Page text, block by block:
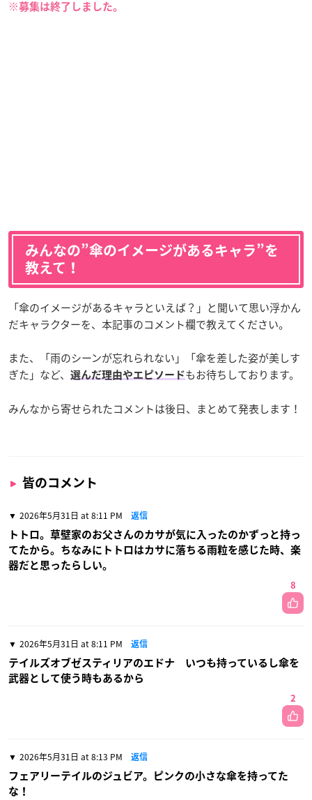
※募集は終了しました。
みんなの”傘のイメージがあるキャラ”を
教えて！
「傘のイメージがあるキャラといえば？」と聞いて思い浮かん
だキャラクターを、本記事のコメント欄で教えてください。
また、「雨のシーンが忘れられない」「傘を差した姿が美しす
ぎた」など、
選んだ理由やエピソードもお待ちしております。
みんなから寄せられたコメントは後日、まとめて発表します！
皆のコメント
2026年5月31日 at 8:11 PM 返信
トトロ。草壁家のお父さんのカサが気に入ったのかずっと持っ
てたから。ちなみにトトロはカサに落ちる雨粒を感じた時、楽
器だと思ったらしい。
8
2026年5月31日 at 8:11 PM 返信
テイルズオブゼスティリアのエドナ いつも持っているし傘を
武器として使う時もあるから
2
2026年5月31日 at 8:13 PM 返信
フェアリーテイルのジュビア。ピンクの小さな傘を持ってた
な！